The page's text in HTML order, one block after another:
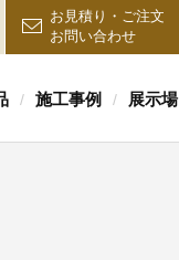
お見積り・ご注文
お問い合わせ
/ 施工事例 / 展示場